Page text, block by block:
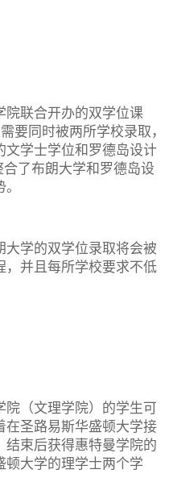
联合开办的双学位课
要同时被两所学校录取，
文学士学位和罗德岛设计
了布朗大学和罗德岛设
学的双学位录取将会被
，并且每所学校要求不低
（文理学院）的学生可
在圣路易斯华盛顿大学接
束后获得惠特曼学院的
大学的理学士两个学